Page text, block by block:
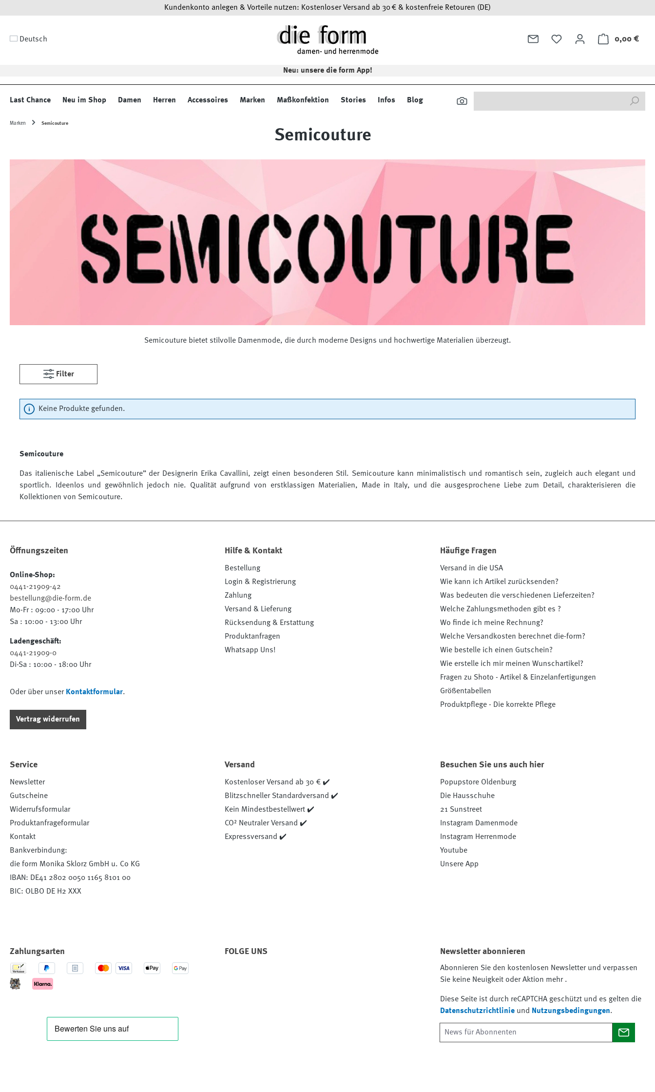
Kundenkonto anlegen & Vorteile nutzen: Kostenloser Versand ab 30 € & kostenfreie Retouren (DE)
Deutsch 0,00 €
Neu: unsere die form App!
Last Chance Neu im Shop Damen Herren Accessoires Marken Maßkonfektion Stories Infos Blog
Marken Semicouture
Semicouture
Semicouture bietet stilvolle Damenmode, die durch moderne Designs und hochwertige Materialien überzeugt.
Filter
Keine Produkte gefunden.
Semicouture
Das italienische Label „Semicouture” der Designerin Erika Cavallini, zeigt einen besonderen Stil. Semicouture kann minimalistisch und romantisch sein, zugleich auch elegant und
sportlich.
Ideenlos und gewöhnlich jedoch nie. Qualität aufgrund von erstklassigen Materialien, Made in Italy, und die ausgesprochene Liebe zum Detail, charakterisieren die
Kollektionen von Semicouture.
Öffnungszeiten
Online-Shop:
0441-21909-42
bestellung@die-form.de
Mo-Fr : 09:00 - 17:00 Uhr
Sa : 10:00 - 13:00 Uhr
Ladengeschäft:
0441-21909-0
Di-Sa : 10:00 - 18:00 Uhr
Oder über unser Kontaktformular.
Vertrag widerrufen
Hilfe & Kontakt
Bestellung
Login & Registrierung
Zahlung
Versand & Lieferung
Rücksendung & Erstattung
Produktanfragen
Whatsapp Uns!
Häufige Fragen
Versand in die USA
Wie kann ich Artikel zurücksenden?
Was bedeuten die verschiedenen Lieferzeiten?
Welche Zahlungsmethoden gibt es ?
Wo finde ich meine Rechnung?
Welche Versandkosten berechnet die-form?
Wie bestelle ich einen Gutschein?
Wie erstelle ich mir meinen Wunschartikel?
Fragen zu Shoto - Artikel & Einzelanfertigungen
Größentabellen
Produktpflege - Die korrekte Pflege
Service
Newsletter
Gutscheine
Widerrufsformular
Produktanfrageformular
Kontakt
Bankverbindung:
die form Monika Sklorz GmbH u. Co KG
IBAN: DE41 2802 0050 1165 8101 00
BIC: OLBO DE H2 XXX
Versand
Kostenloser Versand ab 30 € ✔️
Blitzschneller Standardversand ✔️
Kein Mindestbestellwert ✔️
CO² Neutraler Versand ✔️
Expressversand ✔️
Besuchen Sie uns auch hier
Popupstore Oldenburg
Die Hausschuhe
21 Sunstreet
Instagram Damenmode
Instagram Herrenmode
Youtube
Unsere App
Zahlungsarten FOLGE UNS Newsletter abonnieren
Abonnieren Sie den kostenlosen Newsletter und verpassen
Sie keine Neuigkeit oder Aktion mehr .
Diese Seite ist durch reCAPTCHA geschützt und es gelten die
Datenschutzrichtlinieund Nutzungsbedingungen.